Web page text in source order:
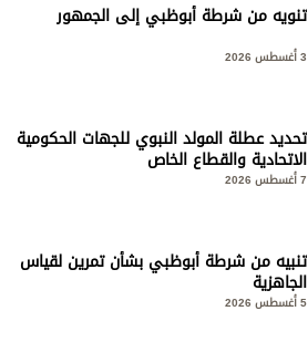
تنويه من شرطة أبوظبي إلى الجمهور
تحديد عطلة المولد النبوي للجهات الحكومية
الاتحادية والقطاع الخاص
تنبيه من شرطة أبوظبي بشأن تمرين لقياس
الجاهزية
5 أغسطس 2026